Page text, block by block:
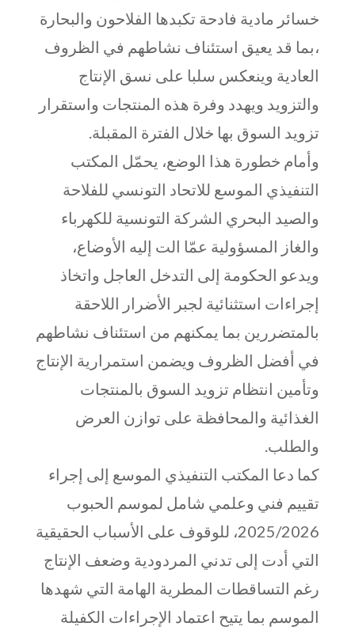
خسائر مادية فادحة تكبدها الفلاحون والبحارة
،بما قد يعيق استئناف نشاطهم في الظروف
العادية وينعكس سلبا على نسق الإنتاج
والتزويد ويهدد وفرة هذه المنتجات واستقرار
تزويد السوق بها خلال الفترة المقبلة.
وأمام خطورة هذا الوضع، يحمّل المكتب
التنفيذي الموسع للاتحاد التونسي للفلاحة
والصيد البحري الشركة التونسية للكهرباء
والغاز المسؤولية عمّا الت إليه الأوضاع،
ويدعو الحكومة إلى التدخل العاجل واتخاذ
إجراءات استثنائية لجبر الأضرار اللاحقة
بالمتضررين بما يمكنهم من استئناف نشاطهم
في أفضل الظروف ويضمن استمرارية الإنتاج
وتأمين انتظام تزويد السوق بالمنتجات
الغذائية والمحافظة على توازن العرض
والطلب.
كما دعا المكتب التنفيذي الموسع إلى إجراء
تقييم فني وعلمي شامل لموسم الحبوب
2025/2026، للوقوف على الأسباب الحقيقية
التي أدت إلى تدني المردودية وضعف الإنتاج
رغم التساقطات المطرية الهامة التي شهدها
الموسم بما يتيح اعتماد الإجراءات الكفيلة